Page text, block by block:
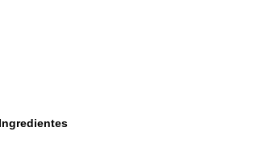
Ingredientes